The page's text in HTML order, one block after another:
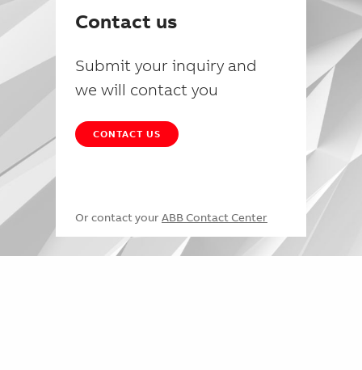
Contact us
Submit your inquiry and
we will contact you
CONTACT US
Or contact your ABB Contact Center